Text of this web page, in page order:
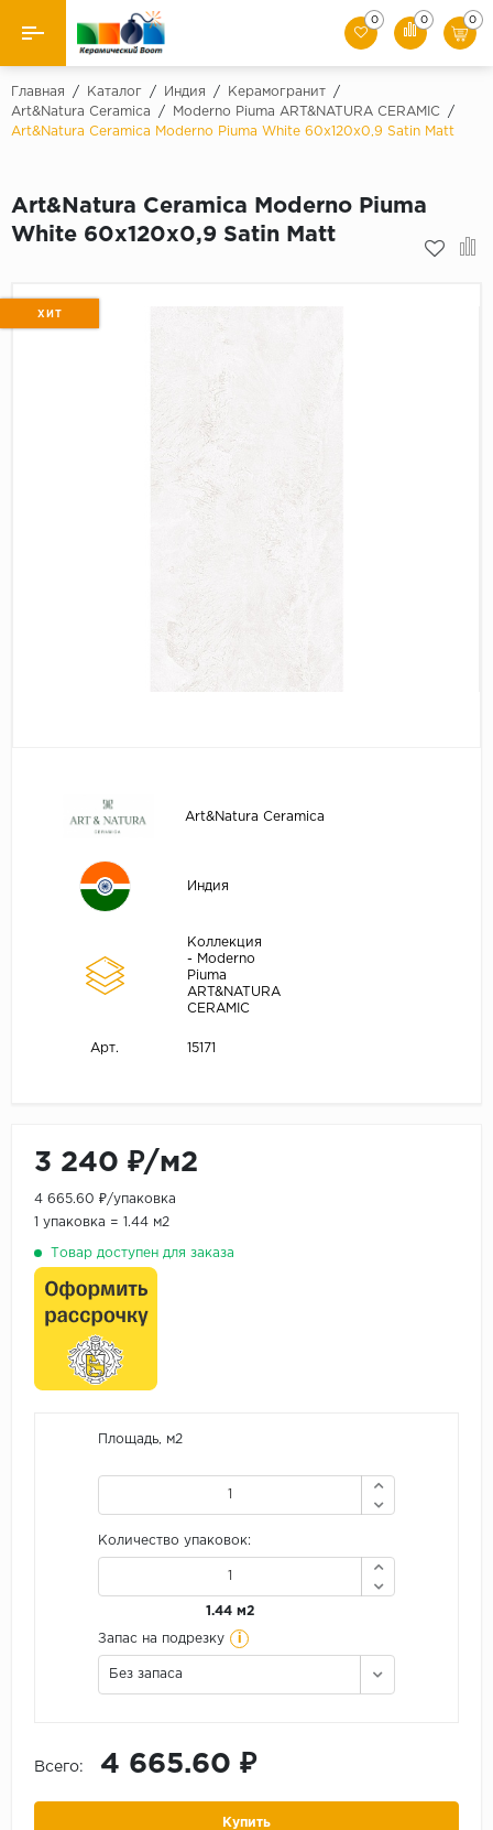
Назад
Производители
Керамогранит
0 0 0
Главная / Каталог / Индия / Керамогранит
/
Art&Natura Ceramica
/ Moderno Piuma ART&NATURA CERAMIC
/
Art&Natura Ceramica Moderno Piuma White 60x120х0,9 Satin Matt
Art&Natura Ceramica Moderno Piuma
White 60x120х0,9 Satin Matt
ХИТ
Art&Natura Ceramica
Индия
Коллекция
- Moderno
Piuma
ART&NATURA
CERAMIC
Арт. 15171
3 240 ₽/м2
4 665.60 ₽/упаковка
1 упаковка = 1.44 м2
Товар доступен для заказа
Площадь, м2
Количество упаковок:
1.44 м2
Запас на подрезку i
Без запаса
Всего: 4 665.60 ₽
Купить